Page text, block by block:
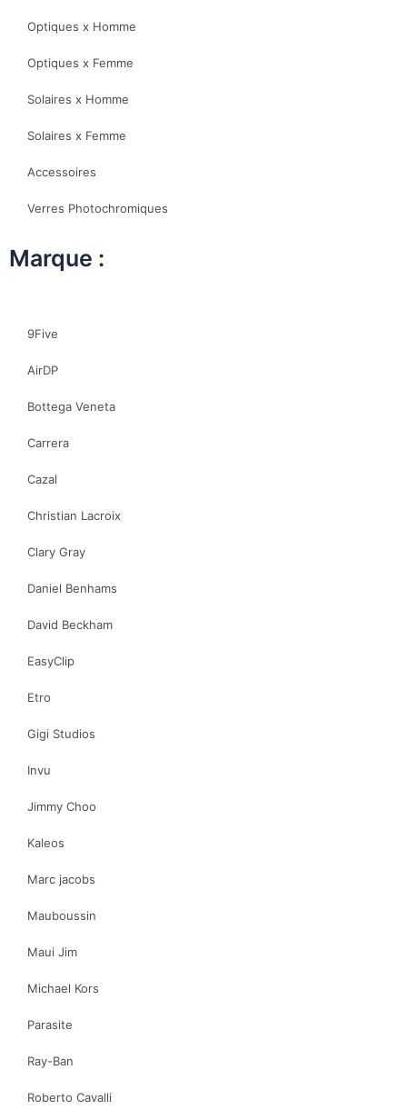
Optiques x Homme
Optiques x Femme
Solaires x Homme
Solaires x Femme
Accessoires
Verres Photochromiques
Marque :
9Five
AirDP
Bottega Veneta
Carrera
Cazal
Christian Lacroix
Clary Gray
Daniel Benhams
David Beckham
EasyClip
Etro
Gigi Studios
Invu
Jimmy Choo
Kaleos
Marc jacobs
Mauboussin
Maui Jim
Michael Kors
Parasite
Ray-Ban
Roberto Cavalli